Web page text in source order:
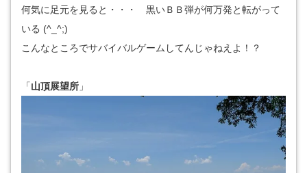
何気に足元を見ると・・・ 黒いＢＢ弾が何万発と転がって
いる (^_^;)
こんなところでサバイバルゲームしてんじゃねえよ！？
「山頂展望所 」